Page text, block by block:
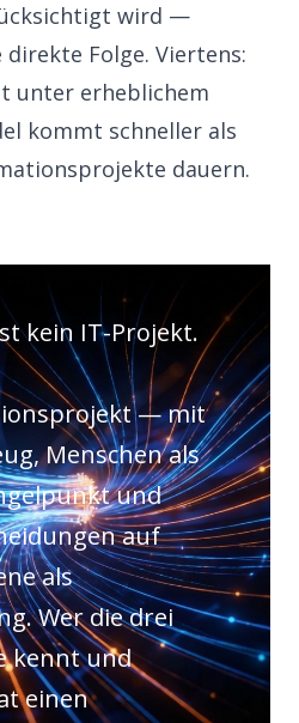
wird —
Folge. Viertens:
unter erheblichem
kommt schneller als
dauern.
kein IT-Projekt.
— mit
Menschen als
und
auf
als
Wer die drei
kennt und
einen